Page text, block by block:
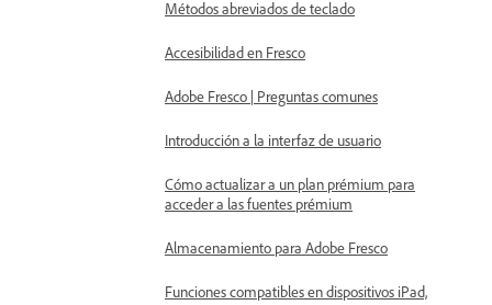
Métodos abreviados de teclado
Accesibilidad en Fresco
Adobe Fresco | Preguntas comunes
Introducción a la interfaz de usuario
Cómo actualizar a un plan prémium para
acceder a las fuentes prémium
Almacenamiento para Adobe Fresco
Funciones compatibles en dispositivos iPad,